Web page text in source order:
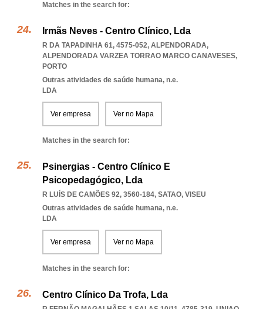
Matches in the search for:
Irmãs Neves - Centro Clínico, Lda
R DA TAPADINHA 61, 4575-052, ALPENDORADA,
ALPENDORADA VARZEA TORRAO MARCO CANAVESES,
PORTO
Outras atividades de saúde humana, n.e.
LDA
Ver empresa Ver no Mapa
Matches in the search for:
Psinergias - Centro Clínico E
Psicopedagógico, Lda
R LUÍS DE CAMÕES 92, 3560-184, SATAO, VISEU
Outras atividades de saúde humana, n.e.
LDA
Ver empresa Ver no Mapa
Matches in the search for:
Centro Clínico Da Trofa, Lda